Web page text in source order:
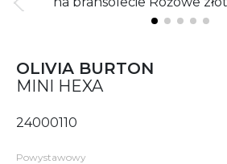
OLIVIA BURTON
MINI HEXA
24000110
Powystawowy